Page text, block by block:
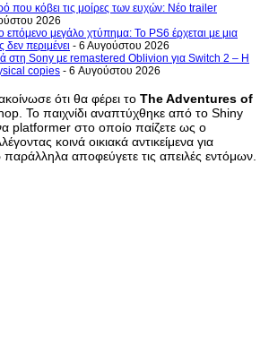
που κόβει τις μοίρες των ευχών: Νέο trailer
2026
επόμενο μεγάλο χτύπημα: Το PS6 έρχεται με μια
περιμένει - 6 Αυγούστου 2026
στη Sony με remastered Oblivion για Switch 2 – Η
copies - 6 Αυγούστου 2026
ότι θα φέρει το The Adventures of
Το παιχνίδι αναπτύχθηκε από το Shiny
platformer στο οποίο παίζετε ως ο
κοινά οικιακά αντικείμενα για
αποφεύγετε τις απειλές εντόμων.